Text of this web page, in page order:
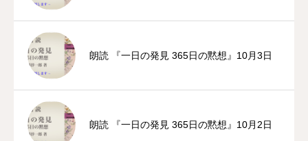
朗読 『一日の発見 365日の黙想』10月3日
朗読 『一日の発見 365日の黙想』10月2日